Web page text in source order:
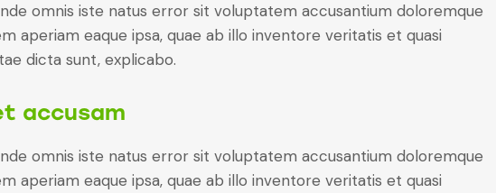
omnis iste natus error sit voluptatem accusantium doloremque
aperiam eaque ipsa, quae ab illo inventore veritatis et quasi
dicta sunt, explicabo.
accusam
omnis iste natus error sit voluptatem accusantium doloremque
aperiam eaque ipsa, quae ab illo inventore veritatis et quasi